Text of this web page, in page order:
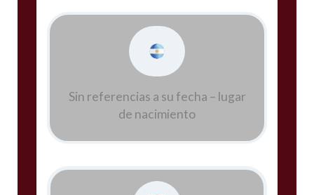
Sin referencias a su fecha – lugar
de nacimiento